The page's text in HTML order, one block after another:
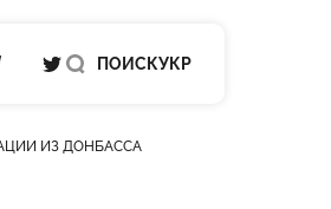
НА INSTAGRAM
НА TELEGRAM
ПОСИЛАННЯ НА TWITTER
ПОИСКУКР
ИЗ ДОНБАССА